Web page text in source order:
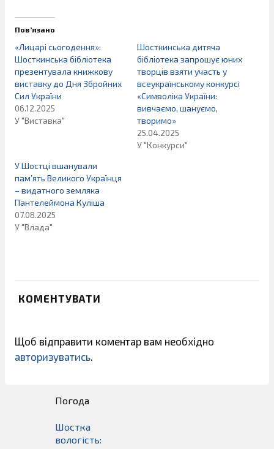
Пов’язано
«Лицарі сьогодення»:
Шосткинська бібліотека
презентувала книжкову
виставку до Дня Збройних
Сил України
06.12.2025
У "Виставка"
Шосткинська дитяча
бібліотека запрошує юних
творців взяти участь у
всеукраїнському конкурсі
«Символіка України:
вивчаємо, шануємо,
творимо»
25.04.2025
У "Конкурси"
У Шостці вшанували
пам’ять Великого Українця
– видатного земляка
Пантелеймона Куліша
07.08.2025
У "Влада"
КОМЕНТУВАТИ
Щоб відправити коментар вам необхідно
авторизуватись.
Погода
Шостка
вологість: